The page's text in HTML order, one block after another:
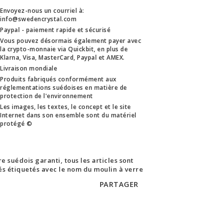
Envoyez-nous un courriel à:
info@swedencrystal.com
Paypal - paiement rapide et sécurisé
Vous pouvez désormais également payer avec
la crypto-monnaie via Quickbit, en plus de
Klarna, Visa, MasterCard, Paypal et AMEX.
Livraison mondiale
Produits fabriqués conformément aux
réglementations suédoises en matière de
protection de l'environnement
Les images, les textes, le concept et le site
Internet dans son ensemble sont du matériel
protégé ©
suédois garanti, tous les articles sont
étiquetés avec le nom du moulin à verre
PARTAGER